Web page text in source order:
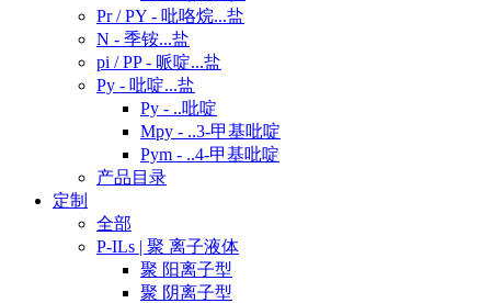
Pr / PY - 吡咯烷...盐
N - 季铵...盐
pi / PP - 哌啶...盐
Py - 吡啶...盐
Py - ..吡啶
Mpy - ..3-甲基吡啶
Pym - ..4-甲基吡啶
产品目录
定制
全部
P-ILs | 聚 离子液体
聚 阳离子型
聚 阴离子型